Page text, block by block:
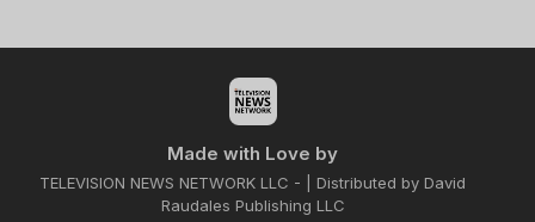
Made with Love by
TELEVISION NEWS NETWORK LLC - | Distributed by David
Raudales Publishing LLC